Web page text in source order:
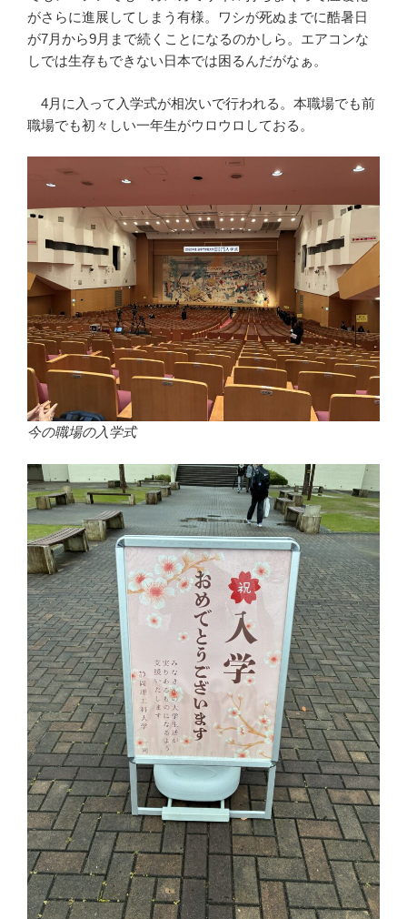
がさらに進展してしまう有様。ワシが死ぬまでに酷暑日
が7月から9月まで続くことになるのかしら。エアコンな
しでは生存もできない日本では困るんだがなぁ。
4月に入って入学式が相次いで行われる。本職場でも前
職場でも初々しい一年生がウロウロしておる。
今の職場の入学式